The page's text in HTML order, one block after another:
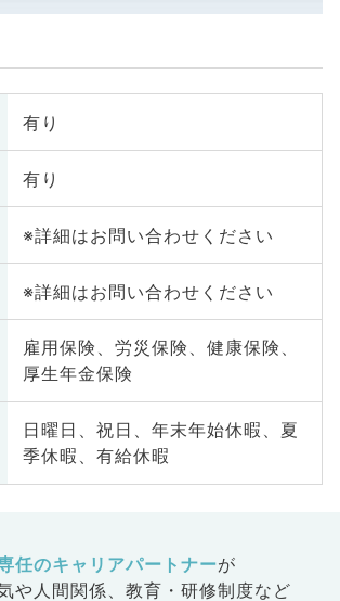
有り
有り
※詳細はお問い合わせください
※詳細はお問い合わせください
雇用保険、労災保険、健康保険、
厚生年金保険
日曜日、祝日、年末年始休暇、夏
季休暇、有給休暇
任のキャリアパートナーが
や人間関係、 教育・研修制度など